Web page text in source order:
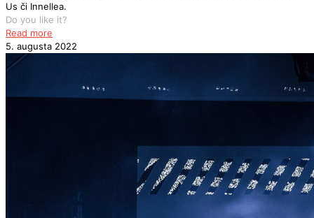
Us či Innellea.
Do you like it?
Read more
5. augusta 2022